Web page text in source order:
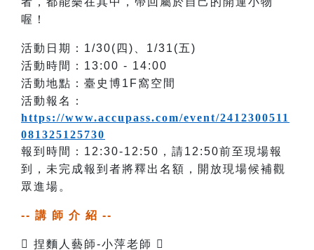
喔！
活動日期：1/30(四)、1/31(五)
活動時間：13:00 - 14:00
活動地點：臺史博1F窩空間
活動報名：
https://www.accupass.com/event/2412300511
081325125730
報到時間：12:30-12:50，請12:50前至現場報
到，未完成報到者將釋出名額，開放現場候補觀
眾進場。
-- 講 師 介 紹 --
 捏麵人藝師-小萍老師 